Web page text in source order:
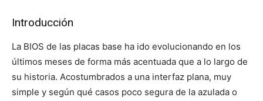
Introducción
La BIOS de las placas base ha ido evolucionando en los
últimos meses de forma más acentuada que a lo largo de
su historia. Acostumbrados a una interfaz plana, muy
simple y según qué casos poco segura de la azulada o